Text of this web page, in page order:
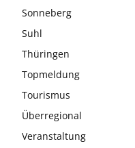
Sonneberg
Suhl
Thüringen
Topmeldung
Tourismus
Überregional
Veranstaltung